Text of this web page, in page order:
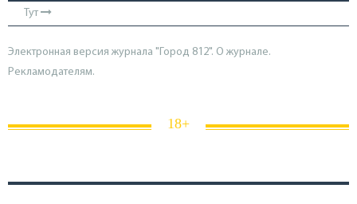
Тут
Электронная версия журнала "Город 812". О журнале.
Рекламодателям.
18+